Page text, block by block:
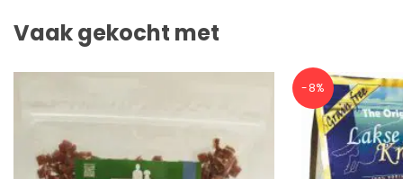
Vaak gekocht met
-8%